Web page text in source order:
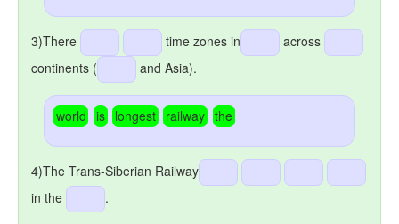
3)There time zones in
across
continents (
and Asia).
world is longest railway the
4)The Trans-Siberian Railway
in the
.